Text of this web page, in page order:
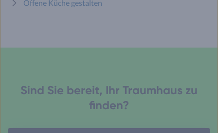
Offene Küche gestalten
Sind Sie bereit, Ihr Traumhaus zu
finden?